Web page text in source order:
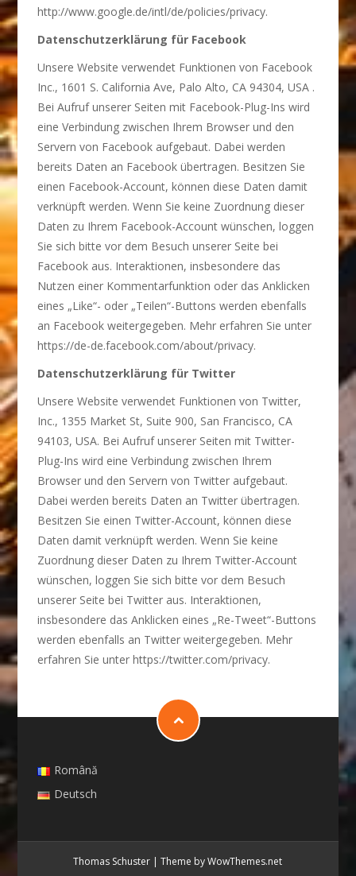
http://www.google.de/intl/de/policies/privacy.
Datenschutzerklärung für Facebook
Unsere Website verwendet Funktionen von Facebook
Inc., 1601 S. California Ave, Palo Alto, CA 94304, USA .
Bei Aufruf unserer Seiten mit Facebook-Plug-Ins wird
eine Verbindung zwischen Ihrem Browser und den
Servern von Facebook aufgebaut. Dabei werden
bereits Daten an Facebook übertragen. Besitzen Sie
einen Facebook-Account, können diese Daten damit
verknüpft werden. Wenn Sie keine Zuordnung dieser
Daten zu Ihrem Facebook-Account wünschen, loggen
Sie sich bitte vor dem Besuch unserer Seite bei
Facebook aus. Interaktionen, insbesondere das
Nutzen einer Kommentarfunktion oder das Anklicken
eines „Like“- oder „Teilen“-Buttons werden ebenfalls
an Facebook weitergegeben. Mehr erfahren Sie unter
https://de-de.facebook.com/about/privacy.
Datenschutzerklärung für Twitter
Unsere Website verwendet Funktionen von Twitter,
Inc., 1355 Market St, Suite 900, San Francisco, CA
94103, USA. Bei Aufruf unserer Seiten mit Twitter-
Plug-Ins wird eine Verbindung zwischen Ihrem
Browser und den Servern von Twitter aufgebaut.
Dabei werden bereits Daten an Twitter übertragen.
Besitzen Sie einen Twitter-Account, können diese
Daten damit verknüpft werden. Wenn Sie keine
Zuordnung dieser Daten zu Ihrem Twitter-Account
wünschen, loggen Sie sich bitte vor dem Besuch
unserer Seite bei Twitter aus. Interaktionen,
insbesondere das Anklicken eines „Re-Tweet“-Buttons
werden ebenfalls an Twitter weitergegeben. Mehr
erfahren Sie unter https://twitter.com/privacy.
Română
Deutsch
Thomas Schuster |Theme by WowThemes.net